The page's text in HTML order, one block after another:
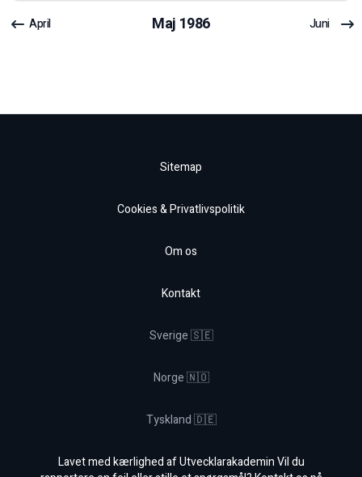
April Maj 1986 Juni
Sitemap
Cookies & Privatlivspolitik
Om os
Kontakt
Sverige 🇸🇪
Norge 🇳🇴
Tyskland 🇩🇪
Lavet med kærlighed af Utvecklarakademin Vil du